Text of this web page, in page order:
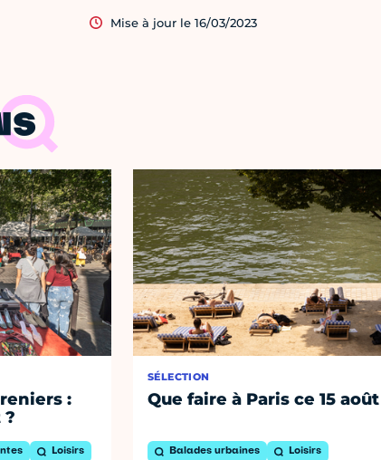
Mise à jour le 16/03/2023
:
?
Loisirs
SÉLECTION
Que faire à Paris ce 15 août
Balades urbaines Loisirs